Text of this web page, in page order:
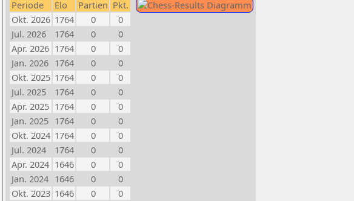
Periode Elo Partien Pkt.
Okt. 2026 1764 0
0
Jul. 2026
1764 0
0
Apr. 2026 1764 0
0
Jan. 2026 1764 0
0
Okt. 2025 1764 0
0
Jul. 2025
1764 0
0
Apr. 2025 1764 0
0
Jan. 2025 1764 0
0
Okt. 2024 1764 0
0
Jul. 2024
1764 0
0
Apr. 2024 1646 0
0
Jan. 2024 1646 0
0
Okt. 2023 1646 0
0